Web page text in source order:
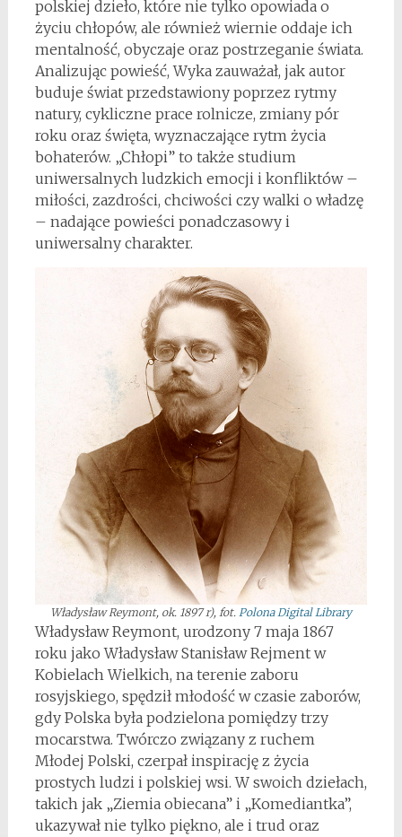
polskiej dzieło, które nie tylko opowiada o
życiu chłopów, ale również wiernie oddaje ich
mentalność, obyczaje oraz postrzeganie świata.
Analizując powieść, Wyka zauważał, jak autor
buduje świat przedstawiony poprzez rytmy
natury, cykliczne prace rolnicze, zmiany pór
roku oraz święta, wyznaczające rytm życia
bohaterów. „Chłopi” to także studium
uniwersalnych ludzkich emocji i konfliktów –
miłości, zazdrości, chciwości czy walki o władzę
– nadające powieści ponadczasowy i
uniwersalny charakter.
Władysław Reymont, ok. 1897 r), fot. Polona Digital Library
Władysław Reymont, urodzony 7 maja 1867
roku jako Władysław Stanisław Rejment w
Kobielach Wielkich, na terenie zaboru
rosyjskiego, spędził młodość w czasie zaborów,
gdy Polska była podzielona pomiędzy trzy
mocarstwa. Twórczo związany z ruchem
Młodej Polski, czerpał inspirację z życia
prostych ludzi i polskiej wsi. W swoich dziełach,
takich jak „Ziemia obiecana” i „Komediantka”,
ukazywał nie tylko piękno, ale i trud oraz